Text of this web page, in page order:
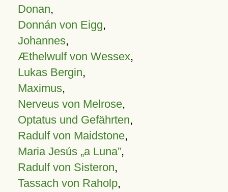
Donan,
Donnán von Eigg,
Johannes,
Æthelwulf von Wessex,
Lukas Bergin,
Maximus,
Nerveus von Melrose,
Optatus und Gefährten,
Radulf von Maidstone,
Maria Jesús „a Luna”,
Radulf von Sisteron,
Tassach von Raholp,